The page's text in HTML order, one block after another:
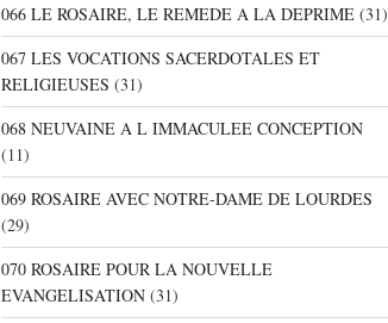
066 LE ROSAIRE, LE REMEDE A LA DEPRIME(31)
067 LES VOCATIONS SACERDOTALES ET
RELIGIEUSES (31)
068 NEUVAINE A L IMMACULEE CONCEPTION
(11)
069 ROSAIRE AVEC NOTRE-DAME DE LOURDES
(29)
070 ROSAIRE POUR LA NOUVELLE
EVANGELISATION(31)